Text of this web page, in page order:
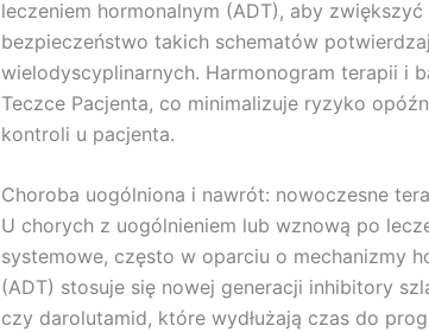
leczeniem hormonalnym (ADT), aby
bezpieczeństwo takich schematów
wielodyscyplinarnych. Harmonogram terapii i
Teczce Pacjenta, co minimalizuje ryzyko
kontroli u pacjenta.
Choroba uogólniona i nawrót: nowoczesne
U chorych z uogólnieniem lub wznową po
systemowe, często w oparciu o mechanizmy
(ADT) stosuje się nowej generacji inhibitory
czy darolutamid, które wydłużają czas do